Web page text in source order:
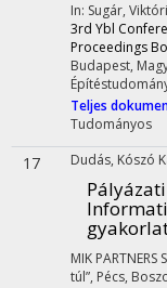
In: Sugár,
3rd Ybl
Proceedings
Budapest,
Teljes
Tudományos
17 Dudás, Kószó
MIK
túl”, Pécs,